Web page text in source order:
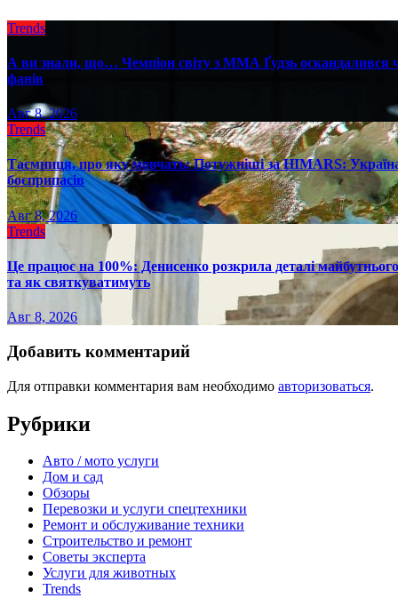
Trends
А ви знали, що… Чемпіон світу з ММА Ґудзь оскандалився
фанів
Авг 8, 2026
Trends
Таємниця, про яку мовчать: Потужніші за HIMARS:
боєприпасів
Авг 8, 2026
Trends
Це працює на 100%: Денисенко розкрила деталі майбутнього
та як святкуватимуть
Авг 8, 2026
Добавить комментарий
Для отправки комментария вам необходимо авторизоваться.
Рубрики
Авто / мото услуги
Дом и сад
Обзоры
Перевозки и услуги спецтехники
Ремонт и обслуживание техники
Строительство и ремонт
Советы эксперта
Услуги для животных
Trends